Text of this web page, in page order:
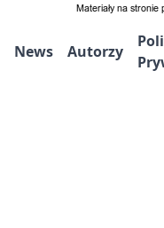
News Autorzy